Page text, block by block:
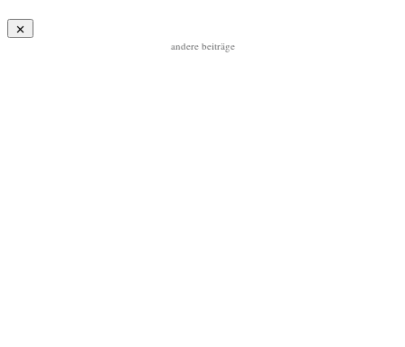
andere beiträge